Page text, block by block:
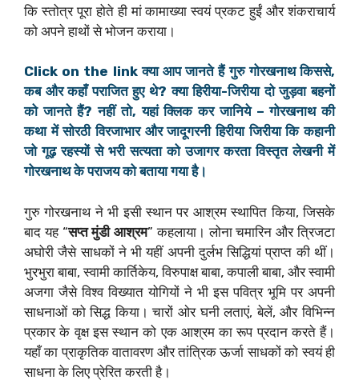
कि स्तोत्र पूरा होते ही मां कामाख्या स्वयं प्रकट हुईं और शंकराचार्य
को अपने हाथों से भोजन कराया।
Click on the link क्या आप जानते हैं गुरु गोरखनाथ किससे,
कब और कहाँ पराजित हुए थे? क्या हिरीया-जिरीया दो जुड़वा बहनों
को जानते हैं? नहीं तो, यहां क्लिक कर जानिये – गोरखनाथ की
कथा में सोरठी विरजाभार और जादूगरनी हिरीया जिरीया कि कहानी
जो गूढ़ रहस्यों से भरी सत्यता को उजागर करता विस्तृत लेखनी में
गोरखनाथ के पराजय को बताया गया है।
गुरु गोरखनाथ ने भी इसी स्थान पर आश्रम स्थापित किया, जिसके
बाद यह “सप्त मुंडी आश्रम” कहलाया। लोना चमारिन और त्रिजटा
अघोरी जैसे साधकों ने भी यहीं अपनी दुर्लभ सिद्धियां प्राप्त की थीं।
भुरभुरा बाबा, स्वामी कार्तिकेय, विरुपाक्ष बाबा, कपाली बाबा, और स्वामी
अजगा जैसे विश्व विख्यात योगियों ने भी इस पवित्र भूमि पर अपनी
साधनाओं को सिद्ध किया। चारों ओर घनी लताएं, बेलें, और विभिन्न
प्रकार के वृक्ष इस स्थान को एक आश्रम का रूप प्रदान करते हैं।
यहाँ का प्राकृतिक वातावरण और तांत्रिक ऊर्जा साधकों को स्वयं ही
साधना के लिए प्रेरित करती है।